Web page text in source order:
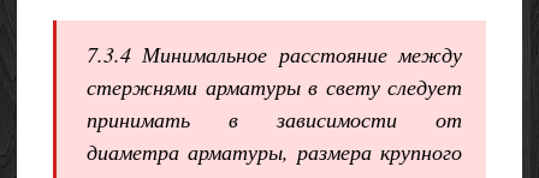
7.3.4 Минимальное расстояние между
стержнями арматуры в свету следует
принимать в зависимости от
диаметра арматуры, размера крупного